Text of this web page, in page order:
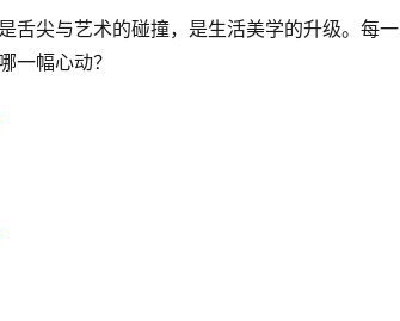
舌尖与艺术的碰撞，是生活美学的升级。每一
一幅心动？